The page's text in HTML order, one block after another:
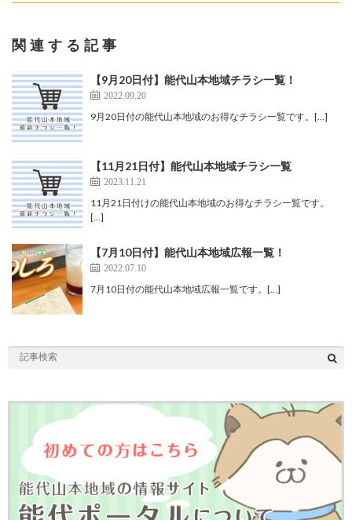
関連する記事
【9月20日付】能代山本地域チラシ一覧！
2022.09.20
9月20日付の能代山本地域のお得なチラシ一覧です。[…]
【11月21日付】能代山本地域チラシ一覧
2023.11.21
11月21日付けの能代山本地域のお得なチラシ一覧です。
[…]
【7月10日付】能代山本地域広報一覧！
2022.07.10
7月10日付の能代山本地域広報一覧です。[…]